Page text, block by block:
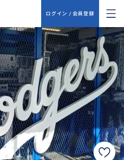
ログイン / 会員登録